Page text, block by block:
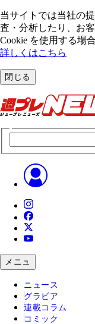
当サイトでは当社の
査・分析したり、お
Cookie を使⽤する場
詳しくはこちら
閉じる
メニュ
ニュース
グラビア
連載コラム
コミック